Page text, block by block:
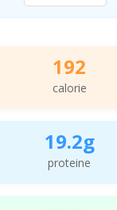
192
calorie
19.2g
proteine